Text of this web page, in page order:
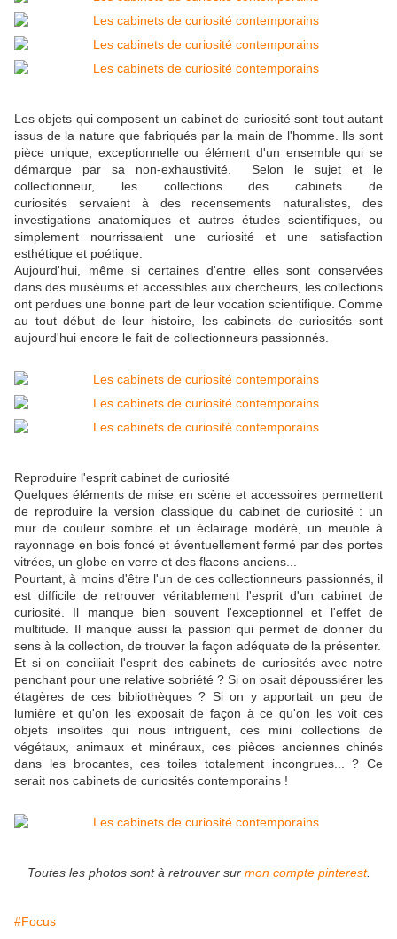
Les objets qui composent un cabinet de curiosité sont tout autant
issus de la nature que fabriqués par la main de l'homme. Ils sont
pièce unique, exceptionnelle ou élément d'un ensemble qui se
démarque par sa non-exhaustivité. Selon le sujet et le
collectionneur, les collections des cabinets de
curiosités servaient à des recensements naturalistes, des
investigations anatomiques et autres études scientifiques, ou
simplement nourrissaient une curiosité et une satisfaction
esthétique et poétique.
Aujourd'hui, même si certaines d'entre elles sont conservées
dans des muséums et accessibles aux chercheurs, les collections
ont perdues une bonne part de leur vocation scientifique. Comme
au tout début de leur histoire, les cabinets de curiosités sont
aujourd'hui encore le fait de collectionneurs passionnés.
Reproduire l'esprit cabinet de curiosité
Quelques éléments de mise en scène et accessoires permettent
de reproduire la version classique du cabinet de curiosité : un
mur de couleur sombre et un éclairage modéré, un meuble à
rayonnage en bois foncé et éventuellement fermé par des portes
vitrées, un globe en verre et des flacons anciens...
Pourtant, à moins d'être l'un de ces collectionneurs passionnés, il
est difficile de retrouver véritablement l'esprit d'un cabinet de
curiosité. Il manque bien souvent l'exceptionnel et l'effet de
multitude. Il manque aussi la passion qui permet de donner du
sens à la collection, de trouver la façon adéquate de la présenter.
Et si on conciliait l'esprit des cabinets de curiosités avec notre
penchant pour une relative sobriété ? Si on osait dépoussiérer les
étagères de ces bibliothèques ? Si on y apportait un peu de
lumière et qu'on les exposait de façon à ce qu'on les voit ces
objets insolites qui nous intriguent, ces mini collections de
végétaux, animaux et minéraux, ces pièces anciennes chinés
dans les brocantes, ces toiles totalement incongrues... ? Ce
serait nos cabinets de curiosités contemporains !
Toutes les photos sont à retrouver sur mon compte pinterest.
#Focus